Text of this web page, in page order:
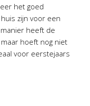
het goed
zijn voor een
heeft de
hoeft nog niet
voor eerstejaars